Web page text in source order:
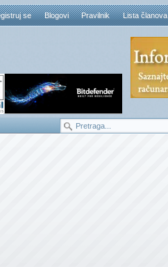
se Blogovi Pravilnik Lista članova